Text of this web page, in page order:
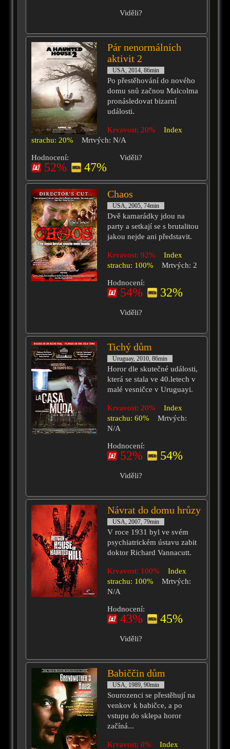
Viděli?
Pár nenormálních
aktivit 2
USA, 2014, 86min
Po přestěhování do nového
domu snů začnou Malcolma
pronásledovat bizarní
události.
Krvavost: 20%
Index
strachu: 20%
Mrtvých: N/A
Hodnocení:
52% 47%
Viděli?
Chaos
USA, 2005, 74min
Dvě kamarádky jdou na
party a setkají se s brutalitou
jakou nejde ani představit.
Krvavost: 92%
Index
strachu: 100%
Mrtvých: 2
Hodnocení:
54% 32%
Viděli?
Tichý dům
Uruguay, 2010, 86min
Horor dle skutečné události,
která se stala ve 40.letech v
malé vesničce v Uruguayi.
Krvavost: 20%
Index
strachu: 60%
Mrtvých:
N/A
Hodnocení:
52% 54%
Viděli?
Návrat do domu hrůzy
USA, 2007, 79min
V roce 1931 byl ve svém
psychiatrickém ústavu zabit
doktor Richard Vannacutt.
Krvavost: 100%
Index
strachu: 100%
Mrtvých:
N/A
Hodnocení:
43% 45%
Viděli?
Babiččin dům
USA, 1989, 90min
Sourozenci se přestěhují na
venkov k babičce, a po
vstupu do sklepa horor
začíná...
Krvavost: 0%
Index